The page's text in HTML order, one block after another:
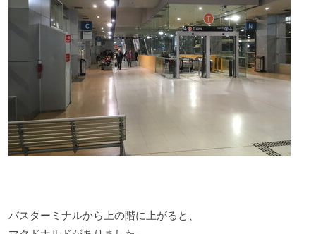
バスターミナルから上の階に上がると、